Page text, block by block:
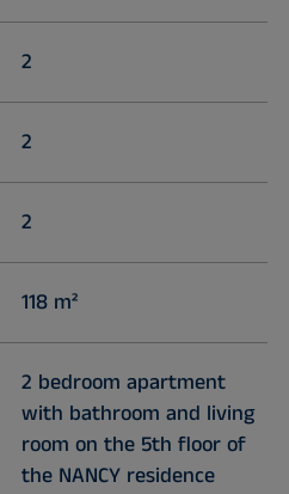
2
2
2
118 m²
2 bedroom apartment
with bathroom and living
room on the 5th floor of
the NANCY residence